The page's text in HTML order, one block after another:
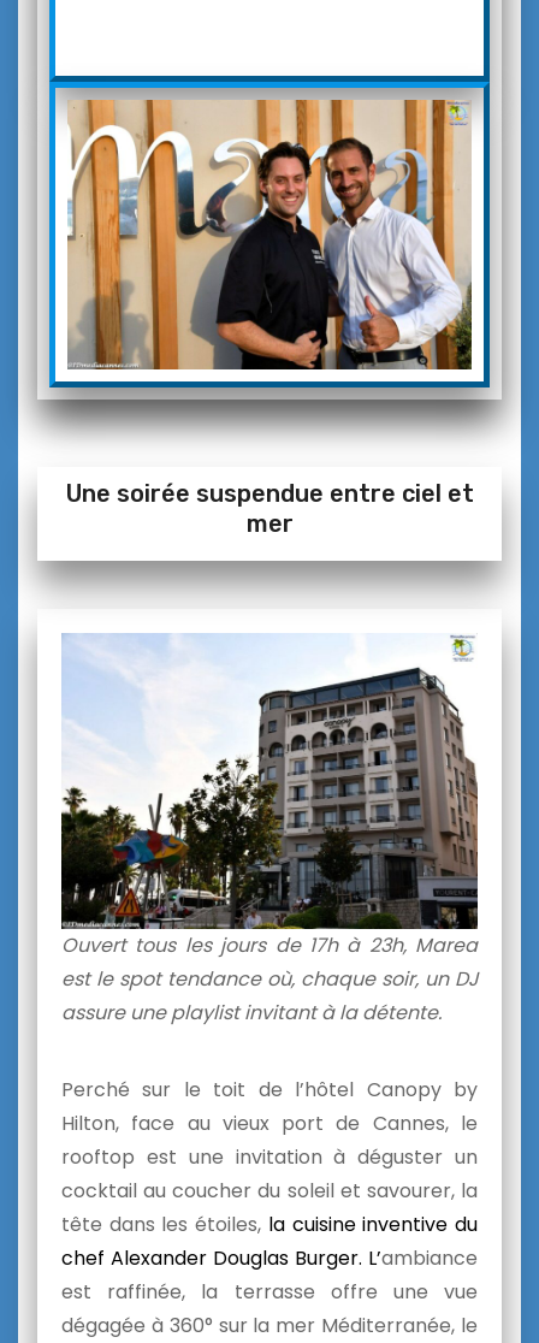
Une soirée suspendue entre ciel et
mer
Ouvert tous les jours de 17h à 23h, Marea
est le spot tendance où, chaque soir, un DJ
assure une playlist invitant à la détente.
Perché sur le toit de l’hôtel Canopy by
Hilton, face au vieux port de Cannes, le
rooftop est une invitation à déguster un
cocktail au coucher du soleil et savourer, la
tête dans les étoiles, la cuisine inventive du
chef Alexander Douglas Burger. L’ambiance
est raffinée, la terrasse offre une vue
dégagée à 360° sur la mer Méditerranée, le